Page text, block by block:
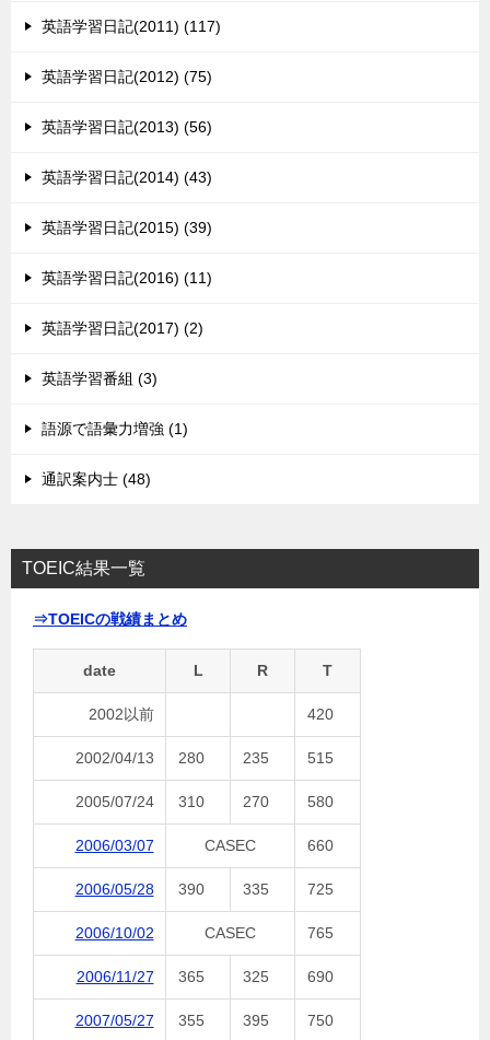
英語学習日記(2011) (117)
英語学習日記(2012) (75)
英語学習日記(2013) (56)
英語学習日記(2014) (43)
英語学習日記(2015) (39)
英語学習日記(2016) (11)
英語学習日記(2017) (2)
英語学習番組 (3)
語源で語彙力増強 (1)
通訳案内士 (48)
TOEIC結果一覧
⇒TOEICの戦績まとめ
date L R T
2002以前 420
2002/04/13 280 235 515
2005/07/24 310 270 580
2006/03/07 CASEC 660
2006/05/28 390 335 725
2006/10/02 CASEC 765
2006/11/27 365 325 690
2007/05/27 355 395 750